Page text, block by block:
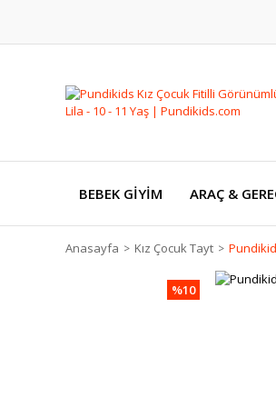
BEBEK GİYİM ARAÇ &
Anasayfa Kız Çocuk Tayt
%10